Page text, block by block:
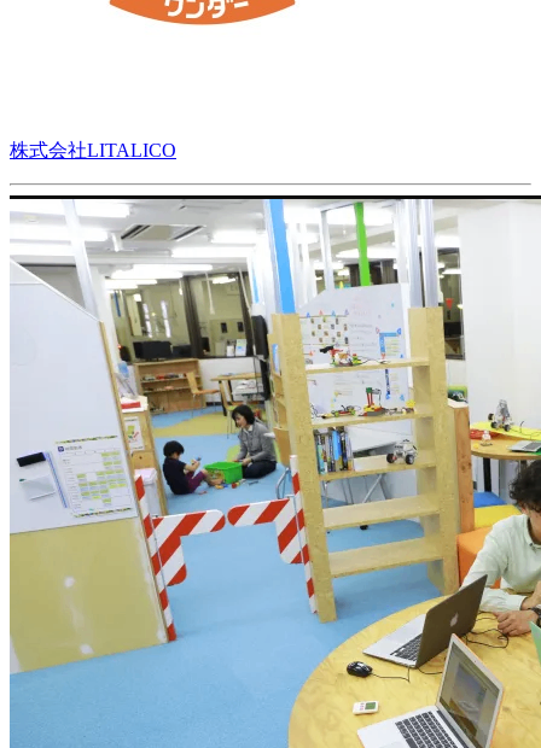
株式会社LITALICO